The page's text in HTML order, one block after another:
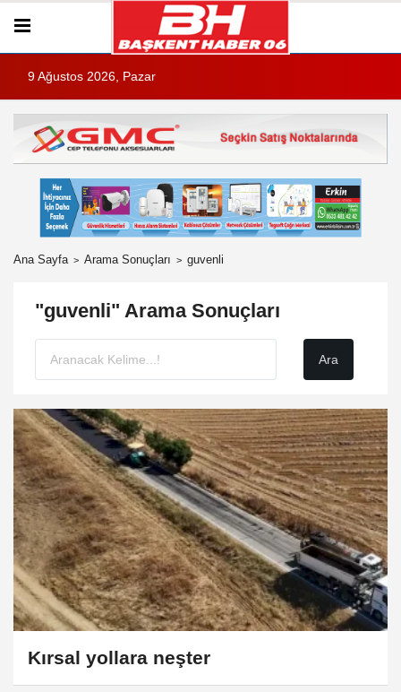
9 Ağustos 2026, Pazar
Ana Sayfa Arama Sonuçları guvenli
"guvenli" Arama Sonuçları
Kırsal yollara neşter